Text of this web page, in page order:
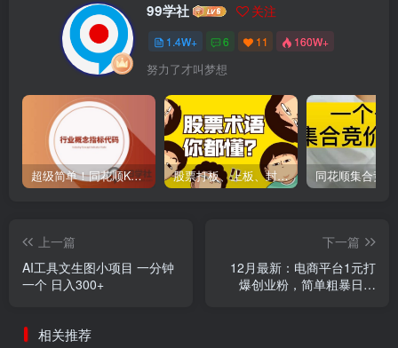
99学社 关注
1.4W+ 6 11 160W+
努力了才叫梦想
超级简单！同花顺K线界面显示行业概念指标代码图解 股票打板、上板、封板、翘板、炸板是什么意思？炒股你必须懂的暗语！
上一篇
AI工具文生图小项目 一分钟
一个 日入300+
下一篇
12月最新：电商平台1元打
爆创业粉，简单粗暴日引
相关推荐